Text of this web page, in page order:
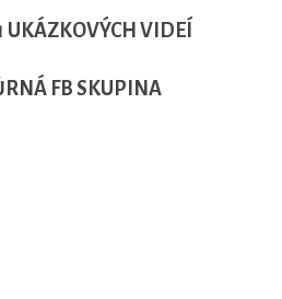
UKÁZKOVÝCH VIDEÍ
FB SKUPINA